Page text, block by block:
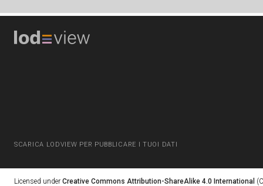
SCARICA LODVIEW PER PUBBLICARE I TUOI DATI
Licensed under Creative Commons Attribution-ShareAlike 4.0 International